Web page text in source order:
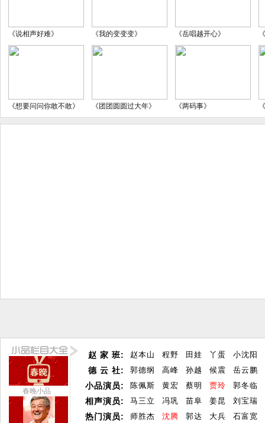
《说相声好难》 《我的变变变》 《岳唱越开心》
《想要问问你敢不敢》 《团团圆圆过大年》 《两码事》
春晚小品
赵 家 班:
德 云 社:
小品演员:
相声演员:
热门演员:
赵本山 程野 田娃 丫蛋
小沈阳
郭德纲
高峰 孙越 候震
岳云鹏
陈佩斯
黄宏 蔡明 贾玲
郭冬临
马三立
冯巩 苗阜 姜昆
刘宝瑞
师胜杰
沈腾 郭达 大兵 石富宽